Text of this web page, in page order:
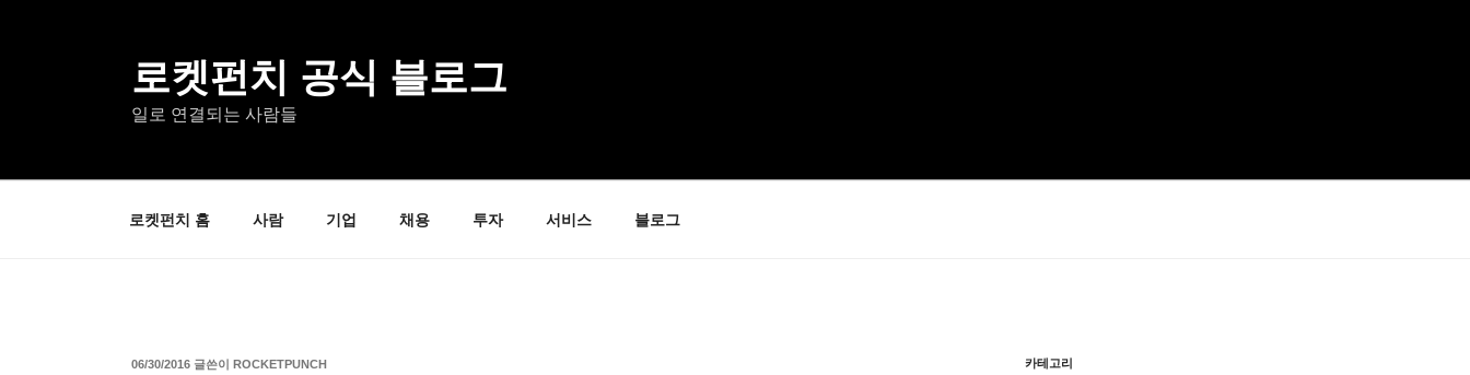
로켓펀치 공식 블로그
일로 연결되는 사람들
로켓펀치 홈 사람 기업 채용 투자 서비스 블로그
작
06/30/2016 글쓴이 ROCKETPUNCH 카테고리